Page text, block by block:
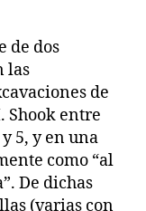
de dos
las
de
Shook entre
5, y en una
como “al
De dichas
(varias con